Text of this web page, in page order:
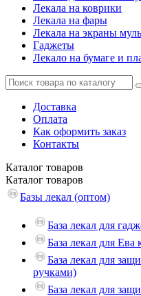
Лекала на коврики
Лекала на фары
Лекала на экраны
Гаджеты
Лекало на бумаге и
Доставка
Оплата
Как оформить заказ
Контакты
Каталог товаров
Каталог товаров
Базы лекал (оптом)
База лекал для
База лекал для Ева
База лекал для
ручками)
База лекал для